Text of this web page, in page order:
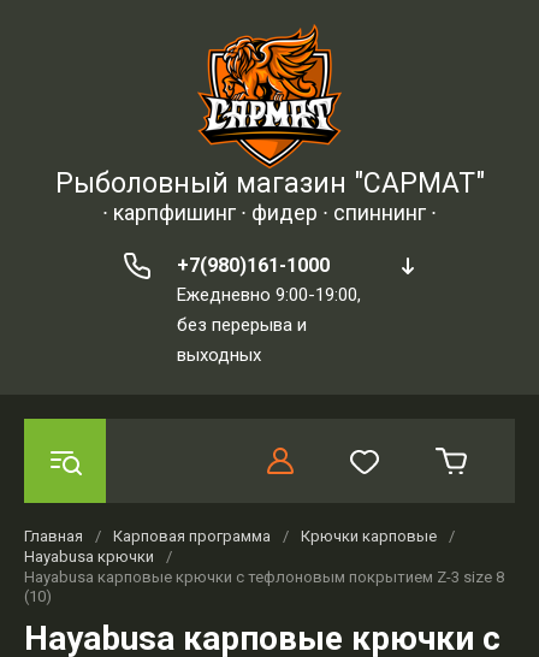
Рыболовный магазин "САРМАТ"
∙ карпфишинг ∙ фидер ∙ спиннинг ∙
+7(980)161-1000
Ежедневно 9:00-19:00,
без перерыва и
выходных
Главная / Карповая программа / Крючки карповые
/
Hayabusa крючки
/
Hayabusa карповые крючки с тефлоновым покрытием Z-3 size 8
(10)
Hayabusa карповые крючки с